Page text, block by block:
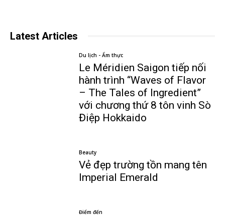
Latest Articles
Du lịch - Ẩm thực
Le Méridien Saigon tiếp nối
hành trình “Waves of Flavor
– The Tales of Ingredient”
với chương thứ 8 tôn vinh Sò
Điệp Hokkaido
Beauty
Vẻ đẹp trường tồn mang tên
Imperial Emerald
Điểm đến